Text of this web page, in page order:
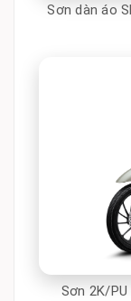
Sơn dàn áo
Sơn 2K/